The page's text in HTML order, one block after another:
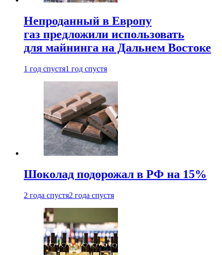
Непроданный в Европу
газ предложили использовать
для майнинга на Дальнем Востоке
1 год спустя1 год спустя
Шоколад подорожал в РФ на 15%
2 года спустя2 года спустя